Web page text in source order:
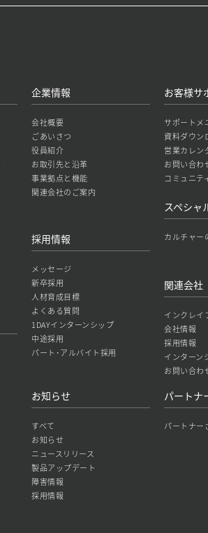
企業情報
会社概要
ごあいさつ
役員紹介
お取引先と沿革
事業拠点と機能
関連会社のご案内
採用情報
メッセージ
新卒採用
人材育成目標
よくある質問
1DAYインターンシップ
中途採用
パート･アルバイト採用
お知らせ
すべて
お知らせ
ニュースリリース
製品アップデート
障害情報
採用情報
お客様サ
サポートメ
資料ダウン
営業カレン
お問い合わ
コミュニテ
スペシャ
カルチャー
関連会社
インクレイ
会社情報
採用情報
インターン
お問い合わ
パートナ
パートナー